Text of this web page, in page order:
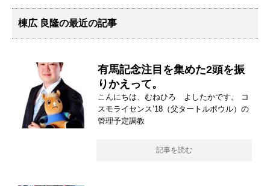
棟広 良隆の最近の記事
有馬記念注目を集めた2頭を振
りかえって。
こんにちは、むねひろ よしたかです。 コ
スモライセンス’18（父タートルボウル）の
管理予定調教
記事を読む